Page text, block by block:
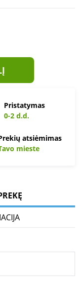
Pristatymas
0-2 d.d.
atsiėmimas
mieste